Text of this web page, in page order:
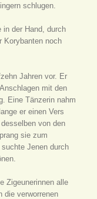
schlugen.
in der Hand, durch
Korybanten noch
Jahren vor. Er
mit den
Eine Tänzerin nahm
er einen Vers
von den
sie zum
Jenen durch
Zigeunerinnen alle
die verworrenen